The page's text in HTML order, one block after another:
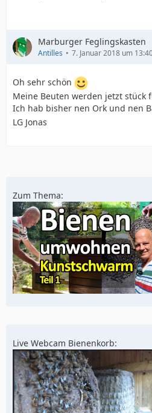
Marburger Feglingskasten
Antilles 7. Januar 2018 um
Oh sehr schön
Meine Beuten werden jetzt stück
Ich hab bisher nen Ork und nen
LG Jonas
Zum Thema:
Live Webcam Bienenkorb: